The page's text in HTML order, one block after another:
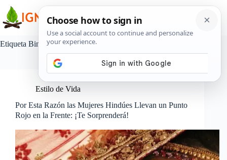
contenido
Etiqueta Bindi
Estilo de Vida
Por Esta Razón las Mujeres Hindúes Llevan un Punto
Rojo en la Frente: ¡Te Sorprenderá!